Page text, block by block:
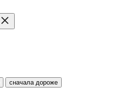
сначала дороже